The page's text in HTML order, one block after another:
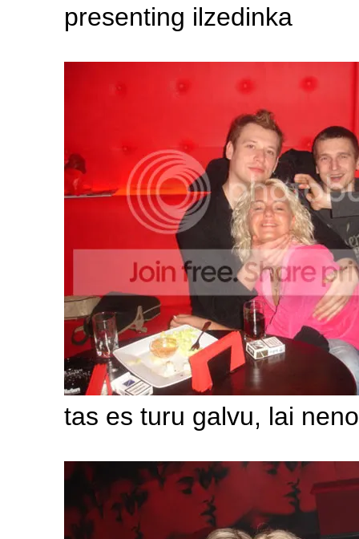
presenting ilzedinka
tas es turu galvu, lai